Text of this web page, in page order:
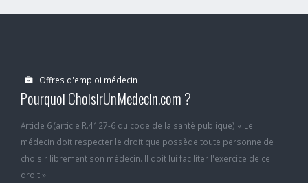
Offres d'emploi médecin
Pourquoi ChoisirUnMedecin.com ?
Article 6 (article R.4127-6 du code de la santé publique) « Le
médecin doit respecter le droit que possède toute personne de
choisir librement son médecin. Il doit lui faciliter l'exercice de ce
droit ».